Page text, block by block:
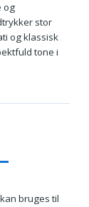
og
stor
og klassisk
tone i
bruges til